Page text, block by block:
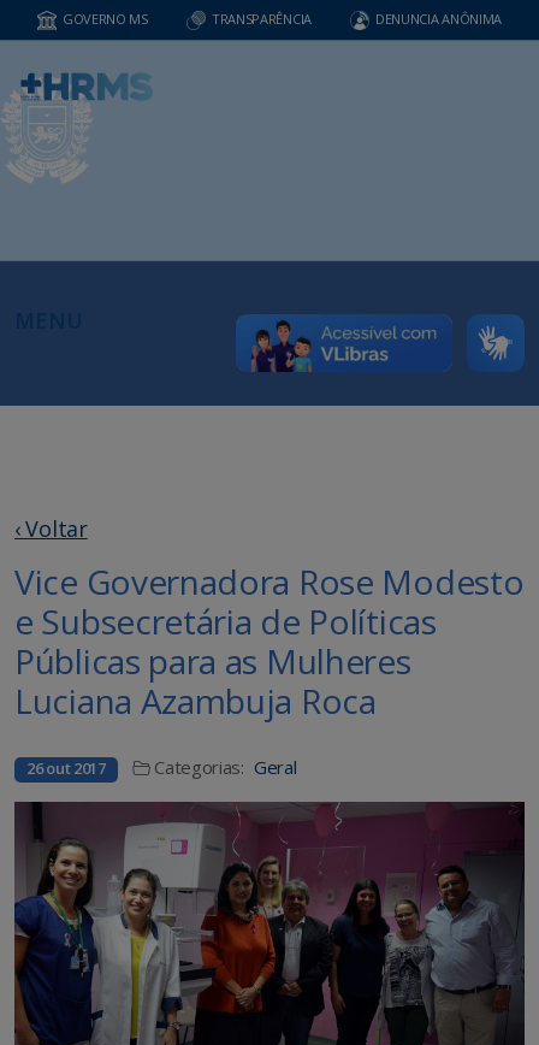
GOVERNO MS TRANSPARÊNCIA DENUNCIA ANÔNIMA
‹ Voltar
Vice Governadora Rose Modesto
e Subsecretária de Políticas
Públicas para as Mulheres
Luciana Azambuja Roca
26 out 2017 Categorias: Geral